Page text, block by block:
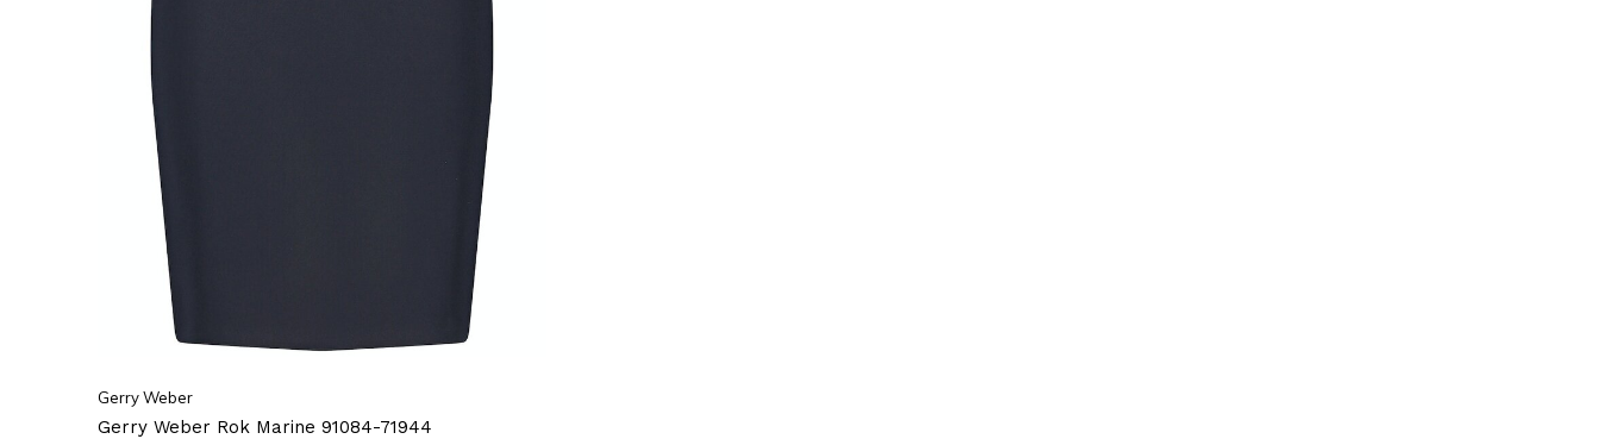
Gerry Weber
Gerry Weber Rok Marine 91084-71944